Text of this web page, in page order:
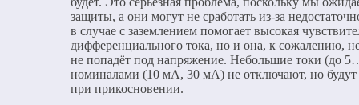
защиты, а они могут не сработать из-за
в случае с заземлением помогает высокая
дифференциального тока, но и она, к сожалению,
не попадёт под напряжение. Небольшие токи (до
номиналами (10 мА, 30 мА) не отключают, но будут
при прикосновении.